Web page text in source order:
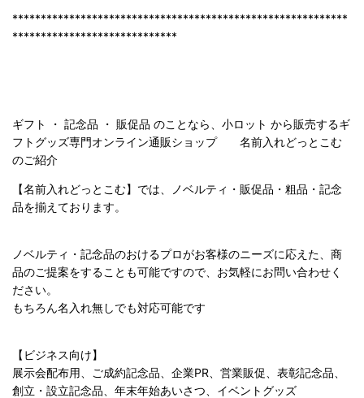
***********************************************************
*****************************
ギフト ・ 記念品 ・ 販促品 のことなら、小ロット から販売するギ
フトグッズ専門オンライン通販ショップ 名前入れどっとこむ
のご紹介
【名前入れどっとこむ】では、ノベルティ・販促品・粗品・記念
品を揃えております。
ノベルティ・記念品のおけるプロがお客様のニーズに応えた、商
品のご提案をすることも可能ですので、お気軽にお問い合わせく
ださい。
もちろん名入れ無しでも対応可能です
【ビジネス向け】
展示会配布用、ご成約記念品、企業PR、営業販促、表彰記念品、
創立・設立記念品、年末年始あいさつ、イベントグッズ